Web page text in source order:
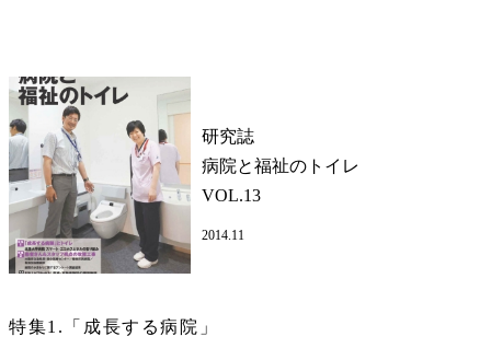
研究誌
病院と福祉のトイレ
VOL.13
2014.11
特集1.「成長する病院」